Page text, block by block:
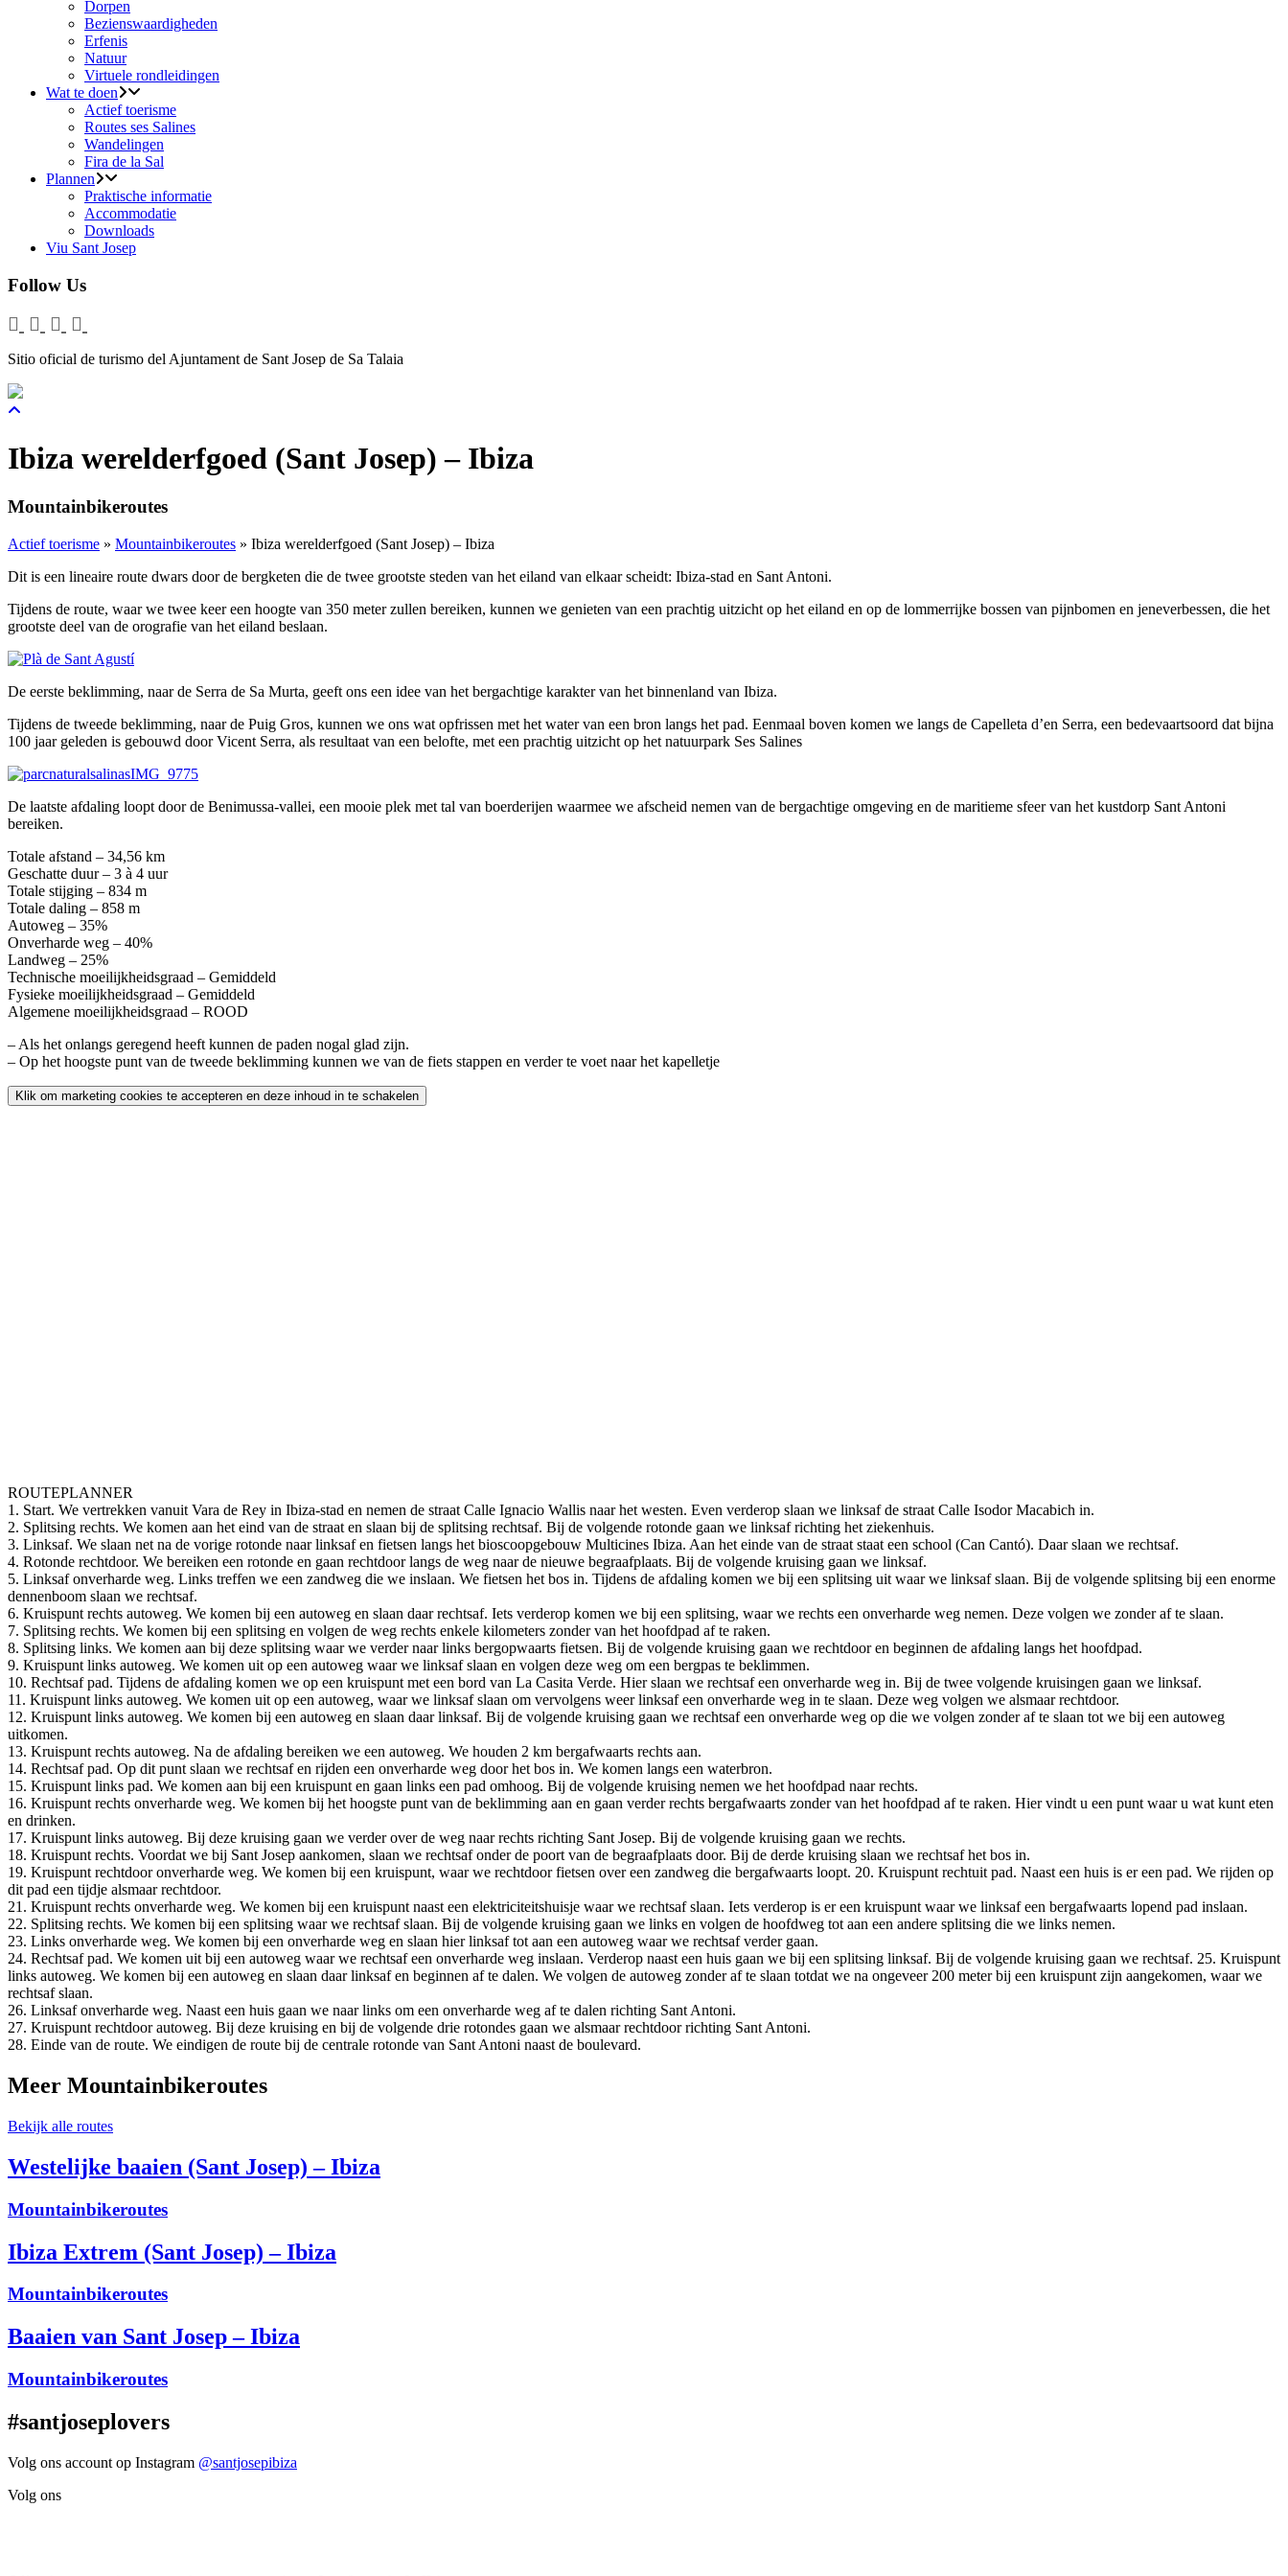
Dorpen
Bezienswaardigheden
Erfenis
Natuur
Virtuele rondleidingen
Wat te doen
Actief toerisme
Routes ses Salines
Wandelingen
Fira de la Sal
Plannen
Praktische informatie
Accommodatie
Downloads
Viu Sant Josep
Follow Us
Sitio oficial de turismo del Ajuntament de Sant Josep de Sa Talaia
Ibiza werelderfgoed (Sant Josep) – Ibiza
Mountainbikeroutes
Actief toerisme » Mountainbikeroutes » Ibiza werelderfgoed (Sant Josep) – Ibiza
Dit is een lineaire route dwars door de bergketen die de twee grootste steden van het eiland van elkaar scheidt: Ibiza-stad en Sant Antoni.
Tijdens de route, waar we twee keer een hoogte van 350 meter zullen bereiken, kunnen we genieten van een prachtig uitzicht op het eiland en op de lommerrijke bossen van pijnbomen en jeneverbessen, die het
grootste deel van de orografie van het eiland beslaan.
De eerste beklimming, naar de Serra de Sa Murta, geeft ons een idee van het bergachtige karakter van het binnenland van Ibiza.
Tijdens de tweede beklimming, naar de Puig Gros, kunnen we ons wat opfrissen met het water van een bron langs het pad. Eenmaal boven komen we langs de Capelleta d’en Serra, een bedevaartsoord dat bijna
100 jaar geleden is gebouwd door Vicent Serra, als resultaat van een belofte, met een prachtig uitzicht op het natuurpark Ses Salines
De laatste afdaling loopt door de Benimussa-vallei, een mooie plek met tal van boerderijen waarmee we afscheid nemen van de bergachtige omgeving en de maritieme sfeer van het kustdorp Sant Antoni
bereiken.
Totale afstand – 34,56 km
Geschatte duur – 3 à 4 uur
Totale stijging – 834 m
Totale daling – 858 m
Autoweg – 35%
Onverharde weg – 40%
Landweg – 25%
Technische moeilijkheidsgraad – Gemiddeld
Fysieke moeilijkheidsgraad – Gemiddeld
Algemene moeilijkheidsgraad – ROOD
– Als het onlangs geregend heeft kunnen de paden nogal glad zijn.
– Op het hoogste punt van de tweede beklimming kunnen we van de fiets stappen en verder te voet naar het kapelletje
Klik om marketing cookies te accepteren en deze inhoud in te schakelen
ROUTEPLANNER
1. Start. We vertrekken vanuit Vara de Rey in Ibiza-stad en nemen de straat Calle Ignacio Wallis naar het westen. Even verderop slaan we linksaf de straat Calle Isodor Macabich in.
2. Splitsing rechts. We komen aan het eind van de straat en slaan bij de splitsing rechtsaf. Bij de volgende rotonde gaan we linksaf richting het ziekenhuis.
3. Linksaf. We slaan net na de vorige rotonde naar linksaf en fietsen langs het bioscoopgebouw Multicines Ibiza. Aan het einde van de straat staat een school (Can Cantó). Daar slaan we rechtsaf.
4. Rotonde rechtdoor. We bereiken een rotonde en gaan rechtdoor langs de weg naar de nieuwe begraafplaats. Bij de volgende kruising gaan we linksaf.
5. Linksaf onverharde weg. Links treffen we een zandweg die we inslaan. We fietsen het bos in. Tijdens de afdaling komen we bij een splitsing uit waar we linksaf slaan. Bij de volgende splitsing bij een enorme
dennenboom slaan we rechtsaf.
6. Kruispunt rechts autoweg. We komen bij een autoweg en slaan daar rechtsaf. Iets verderop komen we bij een splitsing, waar we rechts een onverharde weg nemen. Deze volgen we zonder af te slaan.
7. Splitsing rechts. We komen bij een splitsing en volgen de weg rechts enkele kilometers zonder van het hoofdpad af te raken.
8. Splitsing links. We komen aan bij deze splitsing waar we verder naar links bergopwaarts fietsen. Bij de volgende kruising gaan we rechtdoor en beginnen de afdaling langs het hoofdpad.
9. Kruispunt links autoweg. We komen uit op een autoweg waar we linksaf slaan en volgen deze weg om een bergpas te beklimmen.
10. Rechtsaf pad. Tijdens de afdaling komen we op een kruispunt met een bord van La Casita Verde. Hier slaan we rechtsaf een onverharde weg in. Bij de twee volgende kruisingen gaan we linksaf.
11. Kruispunt links autoweg. We komen uit op een autoweg, waar we linksaf slaan om vervolgens weer linksaf een onverharde weg in te slaan. Deze weg volgen we alsmaar rechtdoor.
12. Kruispunt links autoweg. We komen bij een autoweg en slaan daar linksaf. Bij de volgende kruising gaan we rechtsaf een onverharde weg op die we volgen zonder af te slaan tot we bij een autoweg
uitkomen.
13. Kruispunt rechts autoweg. Na de afdaling bereiken we een autoweg. We houden 2 km bergafwaarts rechts aan.
14. Rechtsaf pad. Op dit punt slaan we rechtsaf en rijden een onverharde weg door het bos in. We komen langs een waterbron.
15. Kruispunt links pad. We komen aan bij een kruispunt en gaan links een pad omhoog. Bij de volgende kruising nemen we het hoofdpad naar rechts.
16. Kruispunt rechts onverharde weg. We komen bij het hoogste punt van de beklimming aan en gaan verder rechts bergafwaarts zonder van het hoofdpad af te raken. Hier vindt u een punt waar u wat kunt eten
en drinken.
17. Kruispunt links autoweg. Bij deze kruising gaan we verder over de weg naar rechts richting Sant Josep. Bij de volgende kruising gaan we rechts.
18. Kruispunt rechts. Voordat we bij Sant Josep aankomen, slaan we rechtsaf onder de poort van de begraafplaats door. Bij de derde kruising slaan we rechtsaf het bos in.
19. Kruispunt rechtdoor onverharde weg. We komen bij een kruispunt, waar we rechtdoor fietsen over een zandweg die bergafwaarts loopt. 20. Kruispunt rechtuit pad. Naast een huis is er een pad. We rijden op
dit pad een tijdje alsmaar rechtdoor.
21. Kruispunt rechts onverharde weg. We komen bij een kruispunt naast een elektriciteitshuisje waar we rechtsaf slaan. Iets verderop is er een kruispunt waar we linksaf een bergafwaarts lopend pad inslaan.
22. Splitsing rechts. We komen bij een splitsing waar we rechtsaf slaan. Bij de volgende kruising gaan we links en volgen de hoofdweg tot aan een andere splitsing die we links nemen.
23. Links onverharde weg. We komen bij een onverharde weg en slaan hier linksaf tot aan een autoweg waar we rechtsaf verder gaan.
24. Rechtsaf pad. We komen uit bij een autoweg waar we rechtsaf een onverharde weg inslaan. Verderop naast een huis gaan we bij een splitsing linksaf. Bij de volgende kruising gaan we rechtsaf. 25. Kruispunt
links autoweg. We komen bij een autoweg en slaan daar linksaf en beginnen af te dalen. We volgen de autoweg zonder af te slaan totdat we na ongeveer 200 meter bij een kruispunt zijn aangekomen, waar we
rechtsaf slaan.
26. Linksaf onverharde weg. Naast een huis gaan we naar links om een onverharde weg af te dalen richting Sant Antoni.
27. Kruispunt rechtdoor autoweg. Bij deze kruising en bij de volgende drie rotondes gaan we alsmaar rechtdoor richting Sant Antoni.
28. Einde van de route. We eindigen de route bij de centrale rotonde van Sant Antoni naast de boulevard.
Meer Mountainbikeroutes
Bekijk alle routes
Westelijke baaien (Sant Josep) – Ibiza
Mountainbikeroutes
Ibiza Extrem (Sant Josep) – Ibiza
Mountainbikeroutes
Baaien van Sant Josep – Ibiza
Mountainbikeroutes
#santjoseplovers
Volg ons account op Instagram @santjosepibiza
Volg ons